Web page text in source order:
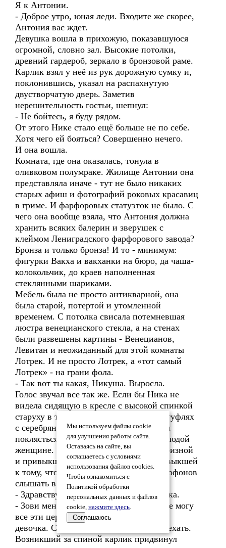
Я к Антонии.
- Доброе утро, юная леди. Входите же скорее,
Антония вас ждет.
Девушка вошла в прихожую, показавшуюся
огромной, словно зал. Высокие потолки,
древний гардероб, зеркало в бронзовой раме.
Карлик взял у неё из рук дорожную сумку и,
поклонившись, указал на распахнутую
двустворчатую дверь. Заметив
нерешительность гостьи, шепнул:
- Не бойтесь, я буду рядом.
От этого Нике стало ещё больше не по себе.
Хотя чего ей бояться? Совершенно нечего.
И она вошла.
Комната, где она оказалась, тонула в
оливковом полумраке. Жилище Антонии она
представляла иначе - тут не было никаких
старых афиш и фотографий роковых красавиц
в гриме. И фарфоровых статуэток не было. С
чего она вообще взяла, что Антония должна
хранить всяких балерин и зверушек с
клеймом Лениградского фарфорового завода?
Бронза и только бронза! И то - минимум:
фигурки Вакха и вакханки на бюро, да чаша-
колокольчик, до краев наполненная
стеклянными шариками.
Мебель была не просто антикварной, она
была старой, потертой и утомленной
временем. С потолка свисала потемневшая
люстра венецианского стекла, а на стенах
были развешены картины - Венецианов,
Левитан и неожиданный для этой комнаты
Лотрек. И не просто Лотрек, а «тот самый
Лотрек» - на грани фола.
- Так вот ты какая, Никуша. Выросла.
Голос звучал все так же. Если бы Ника не
видела сидящую в кресле с высокой спинкой
старуху в темном платье и тупоносых туфлях
с серебряными пряжками, она могла бы
поклясться, что голос принадлежит молодой
женщине. Женщине своенравной, капризной
и привыкшей повелевать. А ещё - привыкшей
к тому, что её должны без всяких микрофонов
слышать в последнем ряду галерки.
- Здравствуйте… - тихо произнесла Ника.
- Зови меня просто Антония, терпеть не могу
все эти церемонии. Ну что же, садись,
девочка. Спасибо, что согласилась приехать.
Возникший за спиной карлик придвинул
Мы используем файлы cookie
для улучшения работы сайта.
Оставаясь на сайте, вы
соглашаетесь с условиями
использования файлов cookies.
Чтобы ознакомиться с
Политикой обработки
персональных данных и файлов
cookie, нажмите здесь.
Соглашаюсь